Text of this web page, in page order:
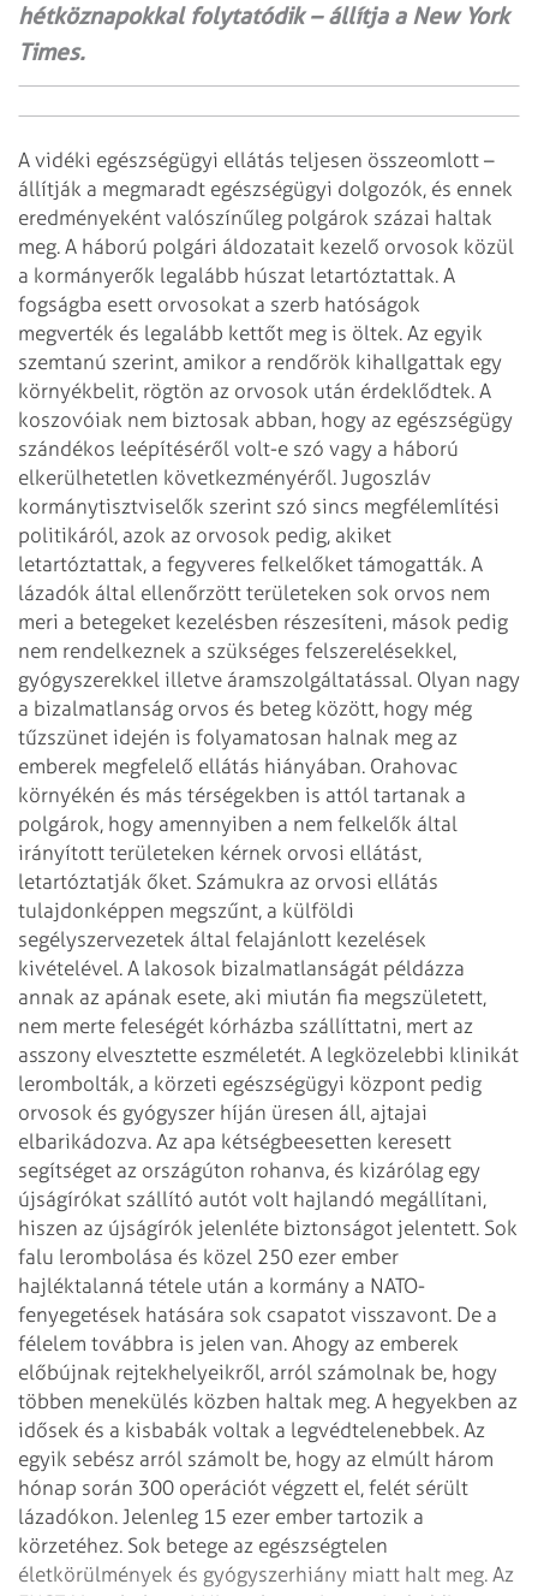
hétköznapokkal folytatódik – állítja a New York
Times.
A vidéki egészségügyi ellátás teljesen összeomlott –
állítják a megmaradt egészségügyi dolgozók, és ennek
eredményeként valószínűleg polgárok százai haltak
meg. A háború polgári áldozatait kezelő orvosok közül
a kormányerők legalább húszat letartóztattak. A
fogságba esett orvosokat a szerb hatóságok
megverték és legalább kettőt meg is öltek. Az egyik
szemtanú szerint, amikor a rendőrök kihallgattak egy
környékbelit, rögtön az orvosok után érdeklődtek. A
koszovóiak nem biztosak abban, hogy az egészségügy
szándékos leépítéséről volt-e szó vagy a háború
elkerülhetetlen következményéről. Jugoszláv
kormánytisztviselők szerint szó sincs megfélemlítési
politikáról, azok az orvosok pedig, akiket
letartóztattak, a fegyveres felkelőket támogatták. A
lázadók által ellenőrzött területeken sok orvos nem
meri a betegeket kezelésben részesíteni, mások pedig
nem rendelkeznek a szükséges felszerelésekkel,
gyógyszerekkel illetve áramszolgáltatással. Olyan nagy
a bizalmatlanság orvos és beteg között, hogy még
tűzszünet idején is folyamatosan halnak meg az
emberek megfelelő ellátás hiányában. Orahovac
környékén és más térségekben is attól tartanak a
polgárok, hogy amennyiben a nem felkelők által
irányított területeken kérnek orvosi ellátást,
letartóztatják őket. Számukra az orvosi ellátás
tulajdonképpen megszűnt, a külföldi
segélyszervezetek által felajánlott kezelések
kivételével. A lakosok bizalmatlanságát példázza
annak az apának esete, aki miután fia megszületett,
nem merte feleségét kórházba szállíttatni, mert az
asszony elvesztette eszméletét. A legközelebbi klinikát
lerombolták, a körzeti egészségügyi központ pedig
orvosok és gyógyszer híján üresen áll, ajtajai
elbarikádozva. Az apa kétségbeesetten keresett
segítséget az országúton rohanva, és kizárólag egy
újságírókat szállító autót volt hajlandó megállítani,
hiszen az újságírók jelenléte biztonságot jelentett. Sok
falu lerombolása és közel 250 ezer ember
hajléktalanná tétele után a kormány a NATO-
fenyegetések hatására sok csapatot visszavont. De a
félelem továbbra is jelen van. Ahogy az emberek
előbújnak rejtekhelyeikről, arról számolnak be, hogy
többen menekülés közben haltak meg. A hegyekben az
idősek és a kisbabák voltak a legvédtelenebbek. Az
egyik sebész arról számolt be, hogy az elmúlt három
hónap során 300 operációt végzett el, felét sérült
lázadókon. Jelenleg 15 ezer ember tartozik a
körzetéhez. Sok betege az egészségtelen
életkörülmények és gyógyszerhiány miatt halt meg. Az